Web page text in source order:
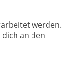
werden.
an den